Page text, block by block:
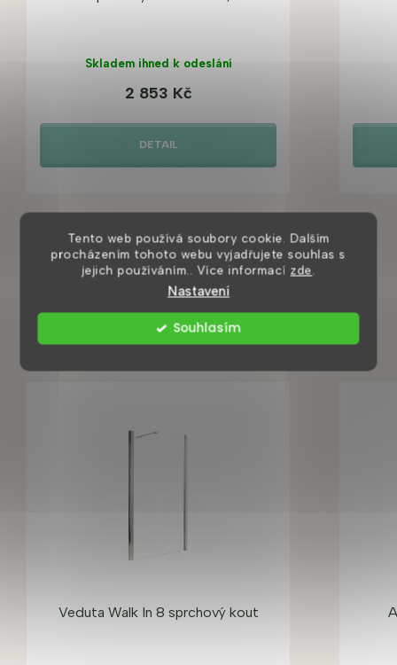
Tento web používá soubory cookie. Dalším
procházením tohoto webu vyjadřujete souhlas s
jejich používáním.. Více informací zde.
Nastavení
Souhlasím
Skladem ihned k odeslání
2 853 Kč
DETAIL
Mohlo by se vám také líbit
Veduta Walk In 8 sprchový kout